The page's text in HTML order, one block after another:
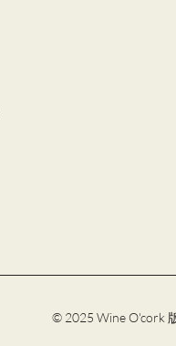
© 2025 Wine O'cork